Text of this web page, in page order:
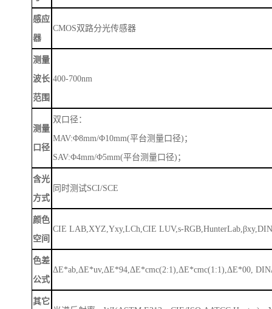
感应
器
CMOS双路分光传感器
测量
波长
范围
400-700nm
测量
口径
双口径：
MAV:Φ8mm/Φ10mm(平台测量口径)；
SAV:Φ4mm/Φ5mm(平台测量口径)；
含光
方式
同时测试SCI/SCE
颜色
空间
CIE LAB,XYZ,Yxy,LCh,CIE LUV,s-
色差
公式
ΔE*ab,ΔE*uv,ΔE*94,ΔE*cmc(2:1),ΔE*cmc(1:1),ΔE*00,
其它